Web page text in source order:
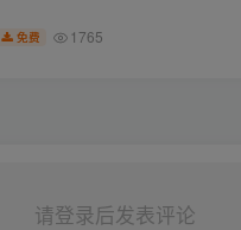
免费 1765
请登录后发表评论